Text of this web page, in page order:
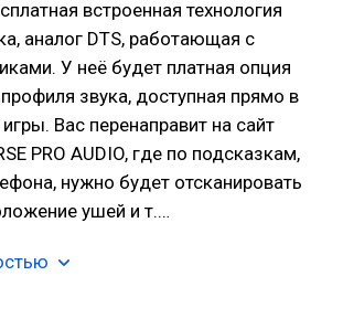
встроенная технология
аналог DTS, работающая с
У неё будет платная опция
звука, доступная прямо в
Вас перенаправит на сайт
PRO AUDIO, где по подсказкам,
нужно будет отсканировать
ушей и т.…